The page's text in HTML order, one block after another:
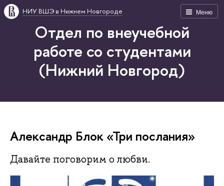
Меню
НИУ ВШЭ в Нижнем Новгороде
Отдел по внеучебной
работе со студентами
(Нижний Новгород)
Александр Блок «Три послания»
Давайте поговорим о любви.